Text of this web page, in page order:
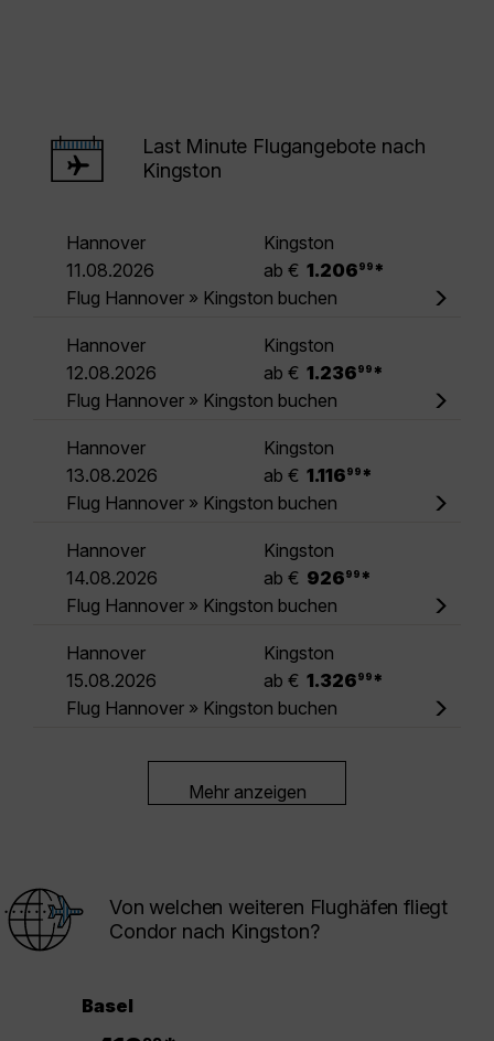
Last Minute Flugangebote nach
Kingston
Hannover
Kingston
11.08.2026
ab € 1.206 99 *
Flug Hannover » Kingston buchen
Hannover
Kingston
12.08.2026
ab € 1.236 99 *
Flug Hannover » Kingston buchen
Hannover
Kingston
13.08.2026
ab € 1.116 99 *
Flug Hannover » Kingston buchen
Hannover
Kingston
14.08.2026
ab € 926 99 *
Flug Hannover » Kingston buchen
Hannover
Kingston
15.08.2026
ab € 1.326 99 *
Flug Hannover » Kingston buchen
Mehr anzeigen
Von welchen weiteren Flughäfen fliegt
Condor nach Kingston?
Basel